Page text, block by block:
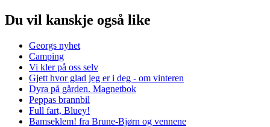
Du vil kanskje også like
Georgs nyhet
Camping
Vi kler på oss selv
Gjett hvor glad jeg er i deg - om vinteren
Dyra på gården. Magnetbok
Peppas brannbil
Full fart, Bluey!
Bamseklem! fra Brune-Bjørn og vennene